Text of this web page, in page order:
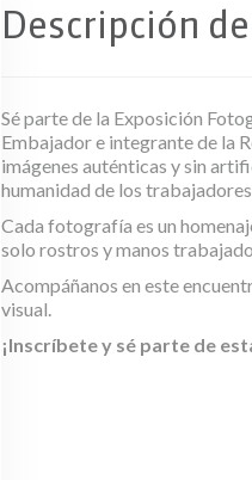
Descripción
Sé parte de la Exposición
Embajador e integrante de la
imágenes auténticas y sin
humanidad de los
Cada fotografía es un
solo rostros y manos
Acompáñanos en este
visual.
¡Inscríbete y sé parte de